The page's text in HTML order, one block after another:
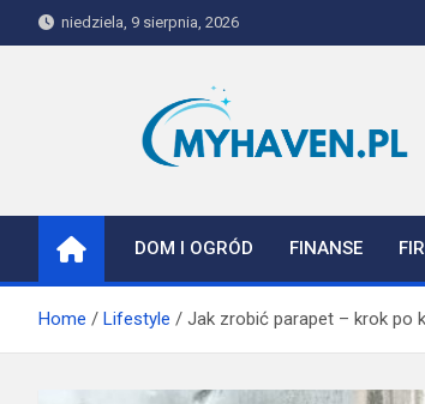
to
niedziela, 9 sierpnia, 2026
Myhaven
DOM I OGRÓD FINANSE
Home Lifestyle Jak zrobić parapet – krok po